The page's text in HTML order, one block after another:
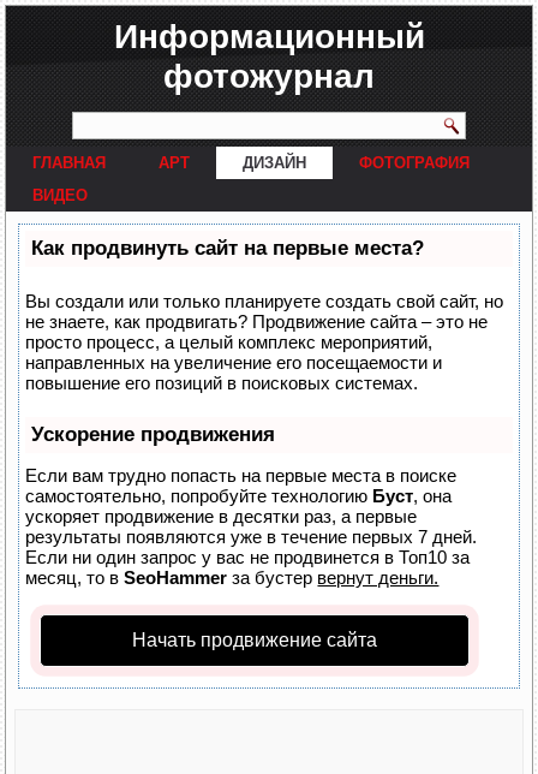
Информационный
фотожурнал
ГЛАВНАЯ АРТ ДИЗАЙН
ФОТОГРАФИЯ
ВИДЕО
Как продвинуть сайт на первые места?
Вы создали или только планируете создать свой сайт, но
не знаете, как продвигать? Продвижение сайта – это не
просто процесс, а целый комплекс мероприятий,
направленных на увеличение его посещаемости и
повышение его позиций в поисковых системах.
Ускорение продвижения
Если вам трудно попасть на первые места в поиске
самостоятельно, попробуйте технологию Буст, она
ускоряет продвижение в десятки раз, а первые
результаты появляются уже в течение первых 7 дней.
Если ни один запрос у вас не продвинется в Топ10 за
месяц, то вSeoHammer за бустер вернут деньги.
Начать продвижение сайта